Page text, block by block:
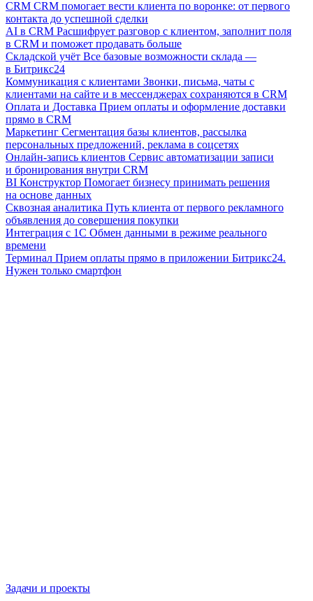
CRM CRM помогает вести клиента по воронке: от первого
контакта до успешной сделки
AI в CRM Расшифрует разговор с клиентом, заполнит поля
в CRM и поможет продавать больше
Складской учёт Все базовые возможности склада —
в Битрикс24
Коммуникация с клиентами Звонки, письма, чаты с
клиентами на сайте и в мессенджерах сохраняются в CRM
Оплата и Доставка Прием оплаты и оформление доставки
прямо в CRM
Маркетинг Сегментация базы клиентов, рассылка
персональных предложений, реклама в соцсетях
Онлайн-запись клиентов Сервис автоматизации записи
и бронирования внутри CRM
BI Конструктор Помогает бизнесу принимать решения
на основе данных
Сквозная аналитика Путь клиента от первого рекламного
объявления до совершения покупки
Интеграция с 1С Обмен данными в режиме реального
времени
Терминал Прием оплаты прямо в приложении Битрикс24.
Нужен только смартфон
Задачи и проекты